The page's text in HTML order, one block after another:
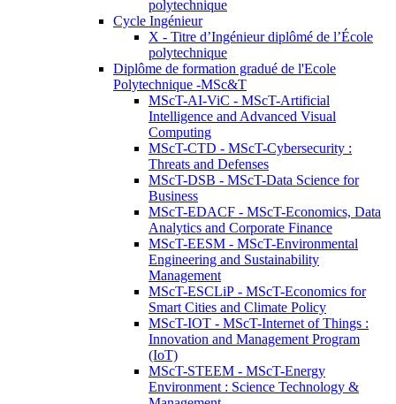
polytechnique
Cycle Ingénieur
X - Titre d’Ingénieur diplômé de l’École
polytechnique
Diplôme de formation gradué de l'Ecole
Polytechnique -MSc&T
MScT-AI-ViC - MScT-Artificial
Intelligence and Advanced Visual
Computing
MScT-CTD - MScT-Cybersecurity :
Threats and Defenses
MScT-DSB - MScT-Data Science for
Business
MScT-EDACF - MScT-Economics, Data
Analytics and Corporate Finance
MScT-EESM - MScT-Environmental
Engineering and Sustainability
Management
MScT-ESCLiP - MScT-Economics for
Smart Cities and Climate Policy
MScT-IOT - MScT-Internet of Things :
Innovation and Management Program
(IoT)
MScT-STEEM - MScT-Energy
Environment : Science Technology &